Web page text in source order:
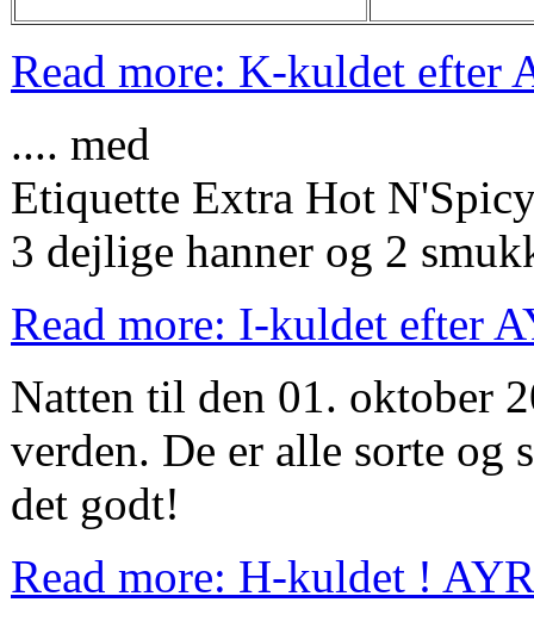
Read more: K-kuldet efter
.... med
Etiquette Extra Hot
3 dejlige hanner og 2
Read more: I-kuldet efter
Natten til den 01. oktober
verden. De er alle sorte og
det godt!
Read more: H-kuldet !